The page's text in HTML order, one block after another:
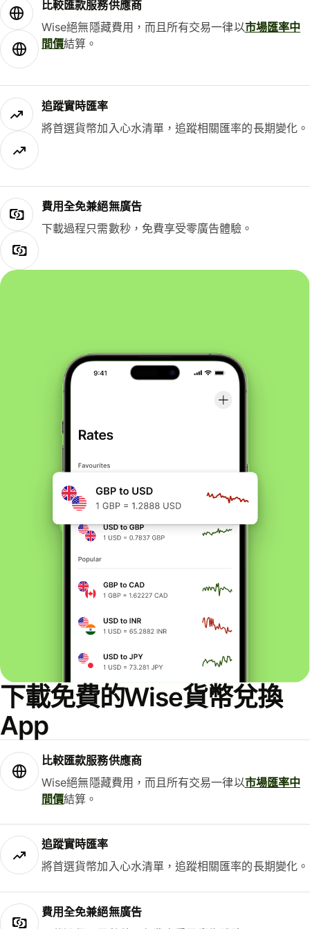
比較匯款服務供應商
Wise絕無隱藏費用，而且所有交易一律以市場匯率中
間價結算。
追蹤實時匯率
將首選貨幣加入心水清單，追蹤相關匯率的長期變化。
費用全免兼絕無廣告
下載過程只需數秒，免費享受零廣告體驗。
下載免費的Wise貨幣兌換
App
比較匯款服務供應商
Wise絕無隱藏費用，而且所有交易一律以市場匯率中
間價結算。
追蹤實時匯率
將首選貨幣加入心水清單，追蹤相關匯率的長期變化。
費用全免兼絕無廣告